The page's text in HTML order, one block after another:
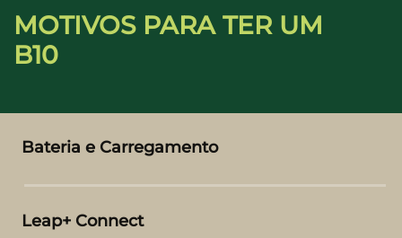
MOTIVOS PARA TER UM
B10
Bateria e Carregamento
Leap+ Connect